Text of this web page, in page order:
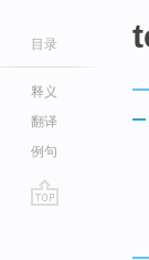
目录
释义
翻译
例句